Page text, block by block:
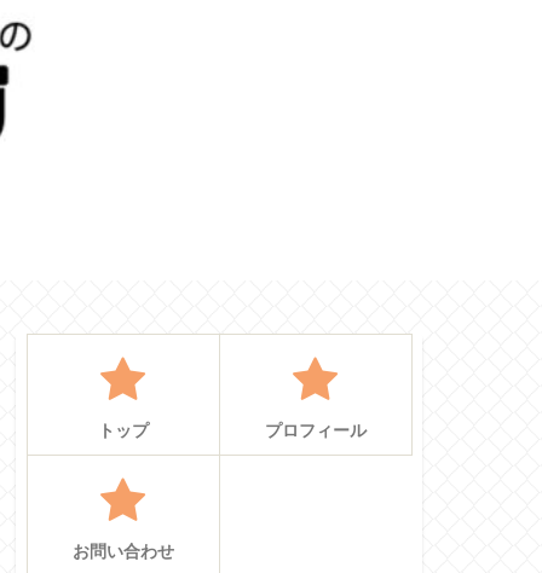
トップ プロフィール
お問い合わせ